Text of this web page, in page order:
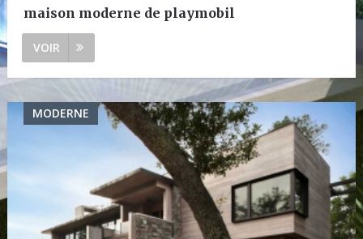
maison moderne de playmobil
VOIR
MODERNE